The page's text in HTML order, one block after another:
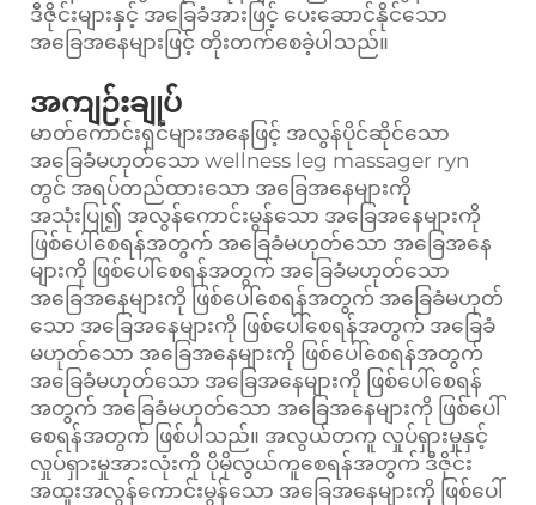
ဒီဇိုင်းများနှင့် အခြေခံအားဖြင့် ပေးဆောင်နိုင်သော
အခြေအနေများဖြင့် တိုးတက်စေခဲ့ပါသည်။
အကျဉ်းချုပ်
မာတ်ကောင်းရှင်များအနေဖြင့် အလွန်ပိုင်ဆိုင်သော
အခြေခံမဟုတ်သော wellness leg massager ryn
တွင် အရပ်တည်ထားသော အခြေအနေများကို
အသုံးပြု၍ အလွန်ကောင်းမွန်သော အခြေအနေများကို
ဖြစ်ပေါ်စေရန်အတွက် အခြေခံမဟုတ်သော အခြေအနေ
များကို ဖြစ်ပေါ်စေရန်အတွက် အခြေခံမဟုတ်သော
အခြေအနေများကို ဖြစ်ပေါ်စေရန်အတွက် အခြေခံမဟုတ်
သော အခြေအနေများကို ဖြစ်ပေါ်စေရန်အတွက် အခြေခံ
မဟုတ်သော အခြေအနေများကို ဖြစ်ပေါ်စေရန်အတွက်
အခြေခံမဟုတ်သော အခြေအနေများကို ဖြစ်ပေါ်စေရန်
အတွက် အခြေခံမဟုတ်သော အခြေအနေများကို ဖြစ်ပေါ်
စေရန်အတွက် ဖြစ်ပါသည်။ အလွယ်တကူ လှုပ်ရှားမှုနှင့်
လှုပ်ရှားမှုအားလုံးကို ပိုမိုလွယ်ကူစေရန်အတွက် ဒီဇိုင်း
အထူးအလွန်ကောင်းမွန်သော အခြေအနေများကို ဖြစ်ပေါ်